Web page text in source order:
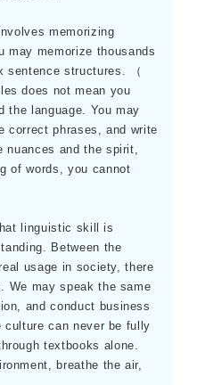
memorizing
may memorize thousands
sentence structures. （
does not mean you
the language. You may
correct phrases, and write
and the spirit,
of words, you cannot
linguistic skill is
Between the
usage in society, there
We may speak the same
and conduct business
can never be fully
textbooks alone.
breathe the air,